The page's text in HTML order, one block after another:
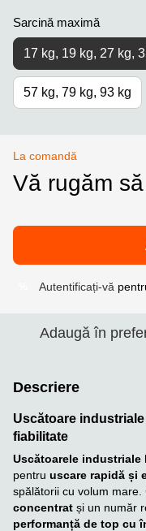
Sarcină maximă
17 kg, 19 kg, 27 kg,
57 kg, 79 kg, 93 kg
La comandă
Vă rugăm
Autentificați-vă
Adaugă în
Descriere
Uscătoare
fiabilitate
Uscătoarele industriale
pentru uscare rapidă și
spălătorii cu volum mare.
concentrat și un număr
performanță de top cu